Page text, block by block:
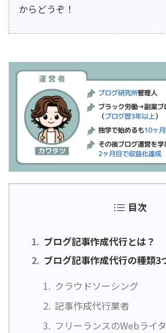
からどうぞ！
目次
ブログ記事作成代行とは？
ブログ記事作成代行の種類3
クラウドソーシング
記事作成代行業者
フリーランスのWebライ